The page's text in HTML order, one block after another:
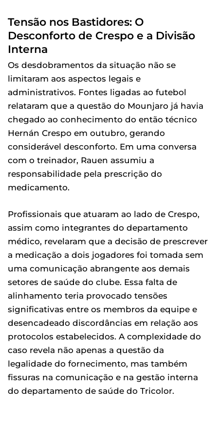
Tensão nos Bastidores: O
Desconforto de Crespo e a Divisão
Interna
Os desdobramentos da situação não se
limitaram aos aspectos legais e
administrativos. Fontes ligadas ao futebol
relataram que a questão do Mounjaro já havia
chegado ao conhecimento do então técnico
Hernán Crespo em outubro, gerando
considerável desconforto. Em uma conversa
com o treinador, Rauen assumiu a
responsabilidade pela prescrição do
medicamento.
Profissionais que atuaram ao lado de Crespo,
assim como integrantes do departamento
médico, revelaram que a decisão de prescrever
a medicação a dois jogadores foi tomada sem
uma comunicação abrangente aos demais
setores de saúde do clube. Essa falta de
alinhamento teria provocado tensões
significativas entre os membros da equipe e
desencadeado discordâncias em relação aos
protocolos estabelecidos. A complexidade do
caso revela não apenas a questão da
legalidade do fornecimento, mas também
fissuras na comunicação e na gestão interna
do departamento de saúde do Tricolor.